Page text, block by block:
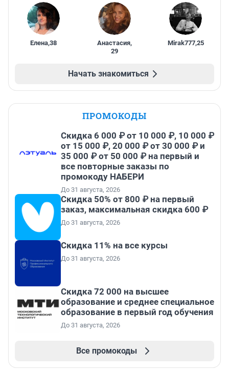
Елена,38 Анастасия,
29
Mirak777,25
Начать знакомиться
ПРОМОКОДЫ
Скидка 6 000 ₽ от 10 000 ₽, 10 000 ₽
от 15 000 ₽, 20 000 ₽ от 30 000 ₽ и
35 000 ₽ от 50 000 ₽ на первый и
все повторные заказы по
промокоду НАБЕРИ
До 31 августа, 2026
Скидка 50% от 800 ₽ на первый
заказ, максимальная скидка 600 ₽
До 31 августа, 2026
Скидка 11% на все курсы
До 31 августа, 2026
Скидка 72 000 на высшее
образование и среднее специальное
образование в первый год обучения
До 31 августа, 2026
Все промокоды